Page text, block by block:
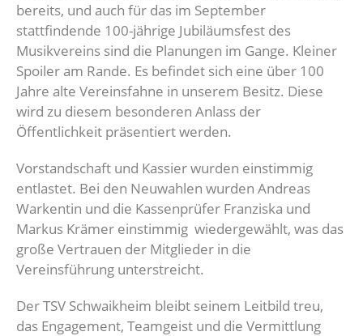
bereits, und auch für das im September
stattfindende 100-jährige Jubiläumsfest des
Musikvereins sind die Planungen im Gange. Kleiner
Spoiler am Rande. Es befindet sich eine über 100
Jahre alte Vereinsfahne in unserem Besitz. Diese
wird zu diesem besonderen Anlass der
Öffentlichkeit präsentiert werden.
Vorstandschaft und Kassier wurden einstimmig
entlastet. Bei den Neuwahlen wurden Andreas
Warkentin und die Kassenprüfer Franziska und
Markus Krämer einstimmig wiedergewählt, was das
große Vertrauen der Mitglieder in die
Vereinsführung unterstreicht.
Der TSV Schwaikheim bleibt seinem Leitbild treu,
das Engagement, Teamgeist und die Vermittlung